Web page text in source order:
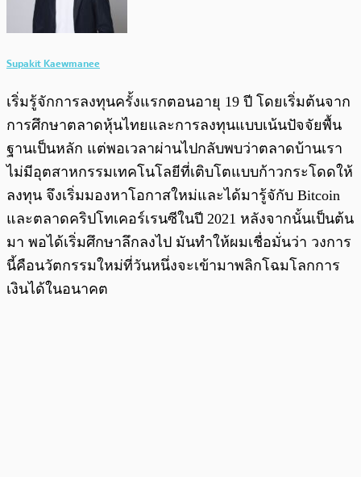
Supakit Kaewmanee
เริ่มรู้จักการลงทุนครั้งแรกตอนอายุ 19 ปี โดยเริ่มต้นจาก
การศึกษาตลาดหุ้นไทยและการลงทุนแบบเน้นปัจจัยพื้น
ฐานเป็นหลัก แต่พอเวลาผ่านไปกลับพบว่าตลาดบ้านเรา
ไม่มีอุตสาหกรรมเทคโนโลยีที่เติบโตแบบก้าวกระโดดให้
ลงทุน จึงเริ่มมองหาโอกาสใหม่และได้มารู้จักับ Bitcoin
และตลาดคริปโทเคอร์เรนซีในปี 2021 หลังจากนั้นเป็นต้น
มา พอได้เริ่มศึกษาลึกลงไป มันทำให้ผมเชื่อมั่นว่า วงการ
นี้คือนวัตกรรมใหม่ที่วันหนึ่งจะเข้ามาพลิกโฉมโลกการ
เงินได้ในอนาคต